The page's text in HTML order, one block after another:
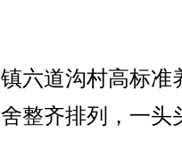
道沟村高标准
整齐排列，一头